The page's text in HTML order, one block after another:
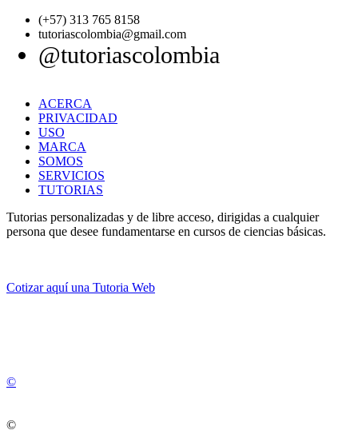
(+57) 313 765 8158
tutoriascolombia@gmail.com
@tutoriascolombia
ACERCA
PRIVACIDAD
USO
MARCA
SOMOS
SERVICIOS
TUTORIAS
Tutorias personalizadas y de libre acceso, dirigidas a cualquier
persona que desee fundamentarse en cursos de ciencias básicas.
Cotizar aquí una Tutoria Web
©
©